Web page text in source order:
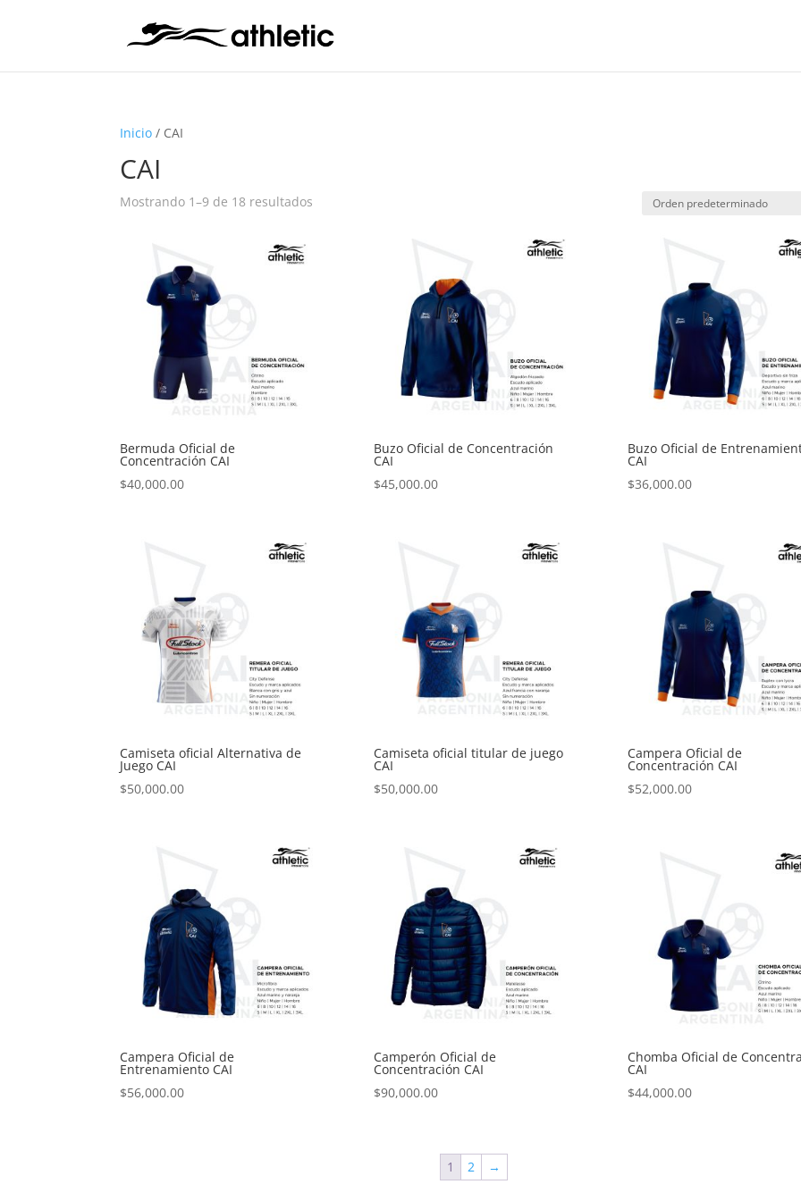
Inicio / CAI
CAI
Mostrando 1–9 de 18 resultados
Bermuda Oficial de
Concentración CAI
$40,000.00
Buzo Oficial de Concentración
CAI
$45,000.00
Buzo Oficial de
CAI
$36,000.00
Camiseta oficial Alternativa de
Juego CAI
$50,000.00
Camiseta oficial titular de juego
CAI
$50,000.00
Campera Oficial de
Concentración CAI
$52,000.00
Campera Oficial de
Entrenamiento CAI
$56,000.00
Camperón Oficial de
Concentración CAI
$90,000.00
Chomba Oficial de
CAI
$44,000.00
1 2 →